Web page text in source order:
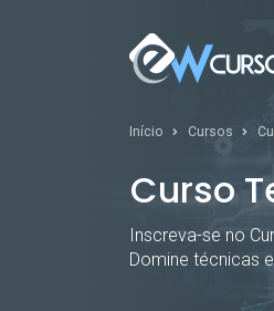
Início Cursos
Curso
Inscreva-se no
Domine técnicas